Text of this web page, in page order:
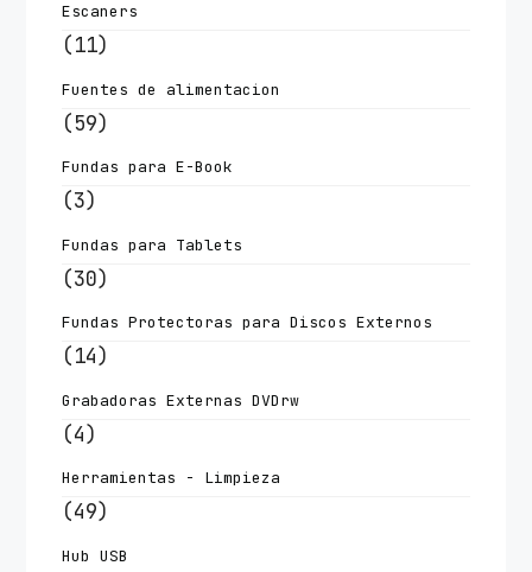
Escaners
(11)
Fuentes de alimentacion
(59)
Fundas para E-Book
(3)
Fundas para Tablets
(30)
Fundas Protectoras para Discos Externos
(14)
Grabadoras Externas DVDrw
(4)
Herramientas - Limpieza
(49)
Hub USB